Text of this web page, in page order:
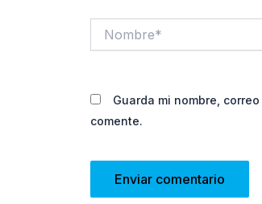
Guarda mi nombre,
comente.